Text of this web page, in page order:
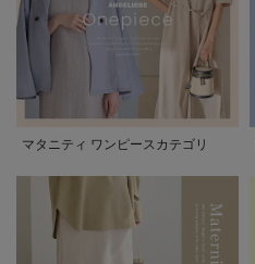
マタニティ ワンピースカテゴリ